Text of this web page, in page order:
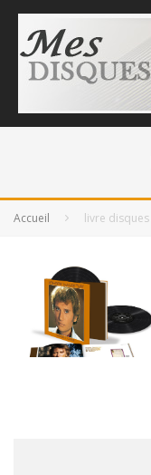
Accueil livre disques